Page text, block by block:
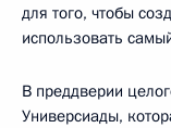
для того, чтобы
использовать
В преддверии
Универсиады,